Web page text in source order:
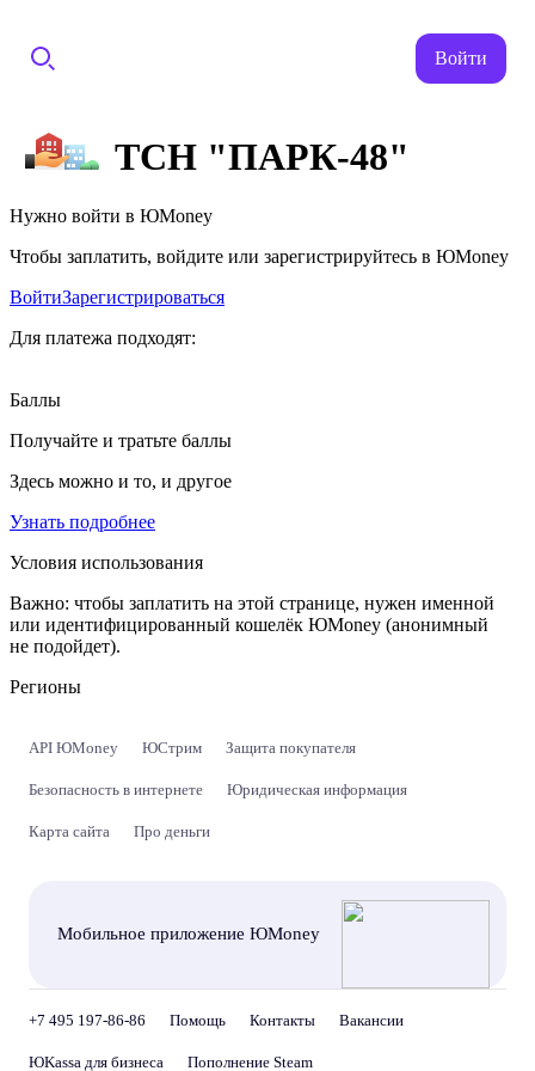
Войти
ТСН "ПАРК-48"
Нужно войти в ЮMoney
Чтобы заплатить, войдите или зарегистрируйтесь в ЮMoney
ВойтиЗарегистрироваться
Для платежа подходят:
Баллы
Получайте и тратьте баллы
Здесь можно и то, и другое
Узнать подробнее
Условия использования
Важно: чтобы заплатить на этой странице, нужен именной
или идентифицированный кошелёк ЮMoney (анонимный
не подойдет).
Регионы
API ЮMoney ЮСтрим Защита покупателя
Безопасность в интернете Юридическая информация
Карта сайта Про деньги
Мобильное приложение ЮMoney
+7 495 197-86-86 Помощь Контакты Вакансии
ЮKassa для бизнеса Пополнение Steam